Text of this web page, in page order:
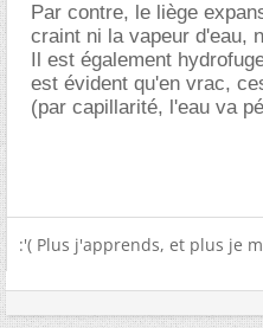
Par contre, le liège
craint ni la vapeur d'eau,
Il est également
est évident qu'en vrac,
(par capillarité, l'eau va
:'( Plus j'apprends, et plus je